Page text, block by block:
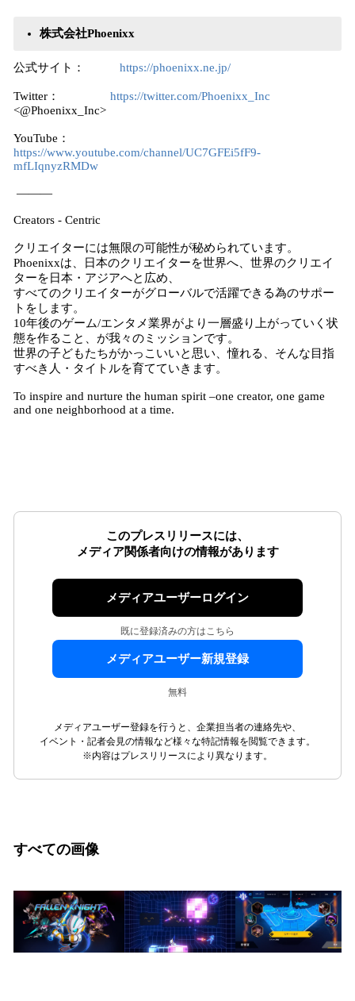
株式会社Phoenixx
公式サイト： https://phoenixx.ne.jp/
Twitter： https://twitter.com/Phoenixx_Inc
<@Phoenixx_Inc>
YouTube：
https://www.youtube.com/channel/UC7GFEi5fF9-
mfLIqnyzRMDw
―――
Creators - Centric
クリエイターには無限の可能性が秘められています。
Phoenixxは、日本のクリエイターを世界へ、世界のクリエイ
ターを日本・アジアへと広め、
すべてのクリエイターがグローバルで活躍できる為のサポー
トをします。
10年後のゲーム/エンタメ業界がより一層盛り上がっていく状
態を作ること、が我々のミッションです。
世界の子どもたちがかっこいいと思い、憧れる、そんな目指
すべき人・タイトルを育てていきます。
To inspire and nurture the human spirit –one creator, one game
and one neighborhood at a time.
このプレスリリースには、
メディア関係者向けの情報があります
メディアユーザーログイン
既に登録済みの方はこちら
メディアユーザー新規登録
無料
メディアユーザー登録を行うと、企業担当者の連絡先や、
イベント・記者会見の情報など様々な特記情報を閲覧できます。
※内容はプレスリリースにより異なります。
すべての画像